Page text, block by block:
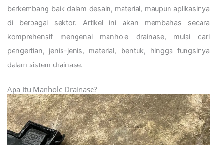
berkembang baik dalam desain, material, maupun aplikasinya
di berbagai sektor. Artikel ini akan membahas secara
komprehensif mengenai manhole drainase, mulai dari
pengertian, jenis-jenis, material, bentuk, hingga fungsinya
dalam sistem drainase.
Apa Itu Manhole Drainase?